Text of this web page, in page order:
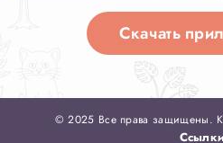
Скачать
© 2025 Все права защищены.
Ссылки